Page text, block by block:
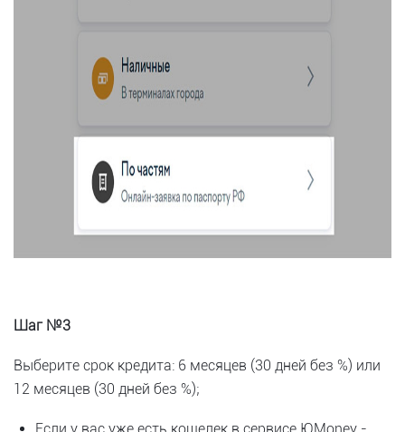
Шаг №3
Выберите срок кредита: 6 месяцев (30 дней без %) или
12 месяцев (30 дней без %);